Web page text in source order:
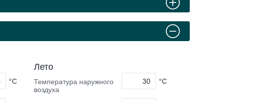
°C
Лето
Температура наружного
воздуха
°C